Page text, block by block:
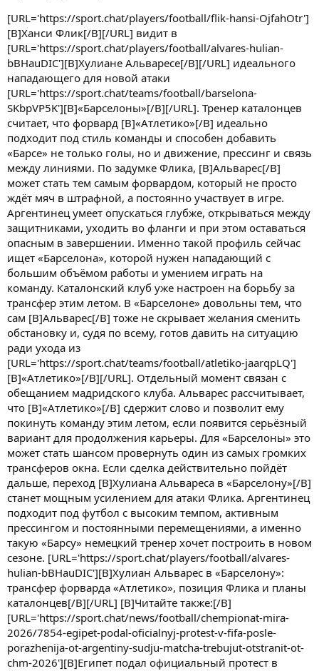
[URL='https://sport.chat/players/football/flik-hansi-OjfahOtr']
[B]Ханси Флик[/B][/URL] видит в
[URL='https://sport.chat/players/football/alvares-hulian-
bBHauDIC'][B]Хулиане Альваресе[/B][/URL] идеального
нападающего для новой атаки
[URL='https://sport.chat/teams/football/barselona-
SKbpVP5K'][B]«Барселоны»[/B][/URL]. Тренер каталонцев
считает, что форвард [B]«Атлетико»[/B] идеально
подходит под стиль команды и способен добавить
«Барсе» не только голы, но и движение, прессинг и связь
между линиями. По задумке Флика, [B]Альварес[/B]
может стать тем самым форвардом, который не просто
ждёт мяч в штрафной, а постоянно участвует в игре.
Аргентинец умеет опускаться глубже, открываться между
защитниками, уходить во фланги и при этом оставаться
опасным в завершении. Именно такой профиль сейчас
ищет «Барселона», которой нужен нападающий с
большим объёмом работы и умением играть на
команду. Каталонский клуб уже настроен на борьбу за
трансфер этим летом. В «Барселоне» довольны тем, что
сам [B]Альварес[/B] тоже не скрывает желания сменить
обстановку и, судя по всему, готов давить на ситуацию
ради ухода из
[URL='https://sport.chat/teams/football/atletiko-jaarqpLQ']
[B]«Атлетико»[/B][/URL]. Отдельный момент связан с
обещанием мадридского клуба. Альварес рассчитывает,
что [B]«Атлетико»[/B] сдержит слово и позволит ему
покинуть команду этим летом, если появится серьёзный
вариант для продолжения карьеры. Для «Барселоны» это
может стать шансом провернуть один из самых громких
трансферов окна. Если сделка действительно пойдёт
дальше, переход [B]Хулиана Альвареса в «Барселону»[/B]
станет мощным усилением для атаки Флика. Аргентинец
подходит под футбол с высоким темпом, активным
прессингом и постоянными перемещениями, а именно
такую «Барсу» немецкий тренер хочет построить в новом
сезоне. [URL='https://sport.chat/players/football/alvares-
hulian-bBHauDIC'][B]Хулиан Альварес в «Барселону»:
трансфер форварда «Атлетико», позиция Флика и планы
каталонцев[/B][/URL] [B]Читайте также:[/B]
[URL='https://sport.chat/news/football/chempionat-mira-
2026/7854-egipet-podal-oficialnyj-protest-v-fifa-posle-
porazhenija-ot-argentiny-sudju-matcha-trebujut-otstranit-ot-
chm-2026'][B]Египет подал официальный протест в